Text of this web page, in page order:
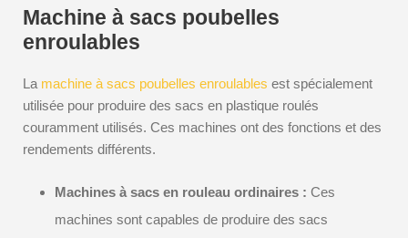
Machine à sacs poubelles
enroulables
La machine à sacs poubelles enroulables est spécialement
utilisée pour produire des sacs en plastique roulés
couramment utilisés. Ces machines ont des fonctions et des
rendements différents.
Machines à sacs en rouleau ordinaires : Ces
machines sont capables de produire des sacs